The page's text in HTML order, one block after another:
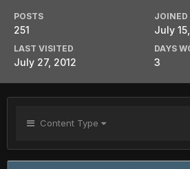
POSTS
251
JOINED
July
LAST VISITED
July 27, 2012
DAYS
3
Content Type